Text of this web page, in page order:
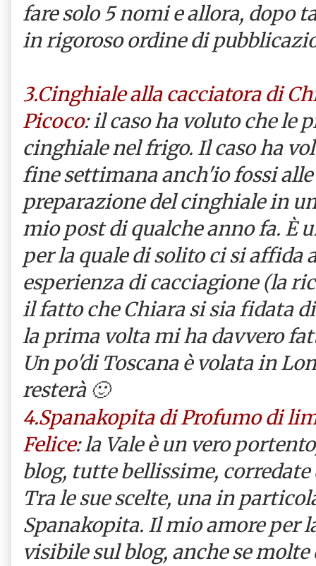
fare solo 5 nomi e allora, dopo
in rigoroso ordine di
3.Cinghiale alla cacciatora di
Picoco: il caso ha voluto che le
cinghiale nel frigo. Il caso ha
fine settimana anch'io fossi alle
preparazione del cinghiale in
mio post di qualche anno fa. È
per la quale di solito ci si affida
esperienza di cacciagione (la
il fatto che Chiara si sia fidata
la prima volta mi ha davvero
Un po'di Toscana è volata in
resterà 🙂
4.Spanakopita di Profumo di
Felice: la Vale è un vero
blog, tutte bellissime,
Tra le sue scelte, una in
Spanakopita. Il mio amore per
visibile sul blog, anche se